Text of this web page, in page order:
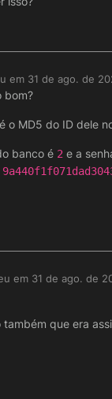
em 31 de ago. de
por
bom?
o MD5 do ID dele
banco é 2 e a
em 31 de ago. de
por
que era